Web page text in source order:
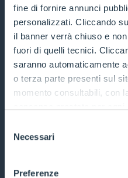
fine di fornire annunci
personalizzati. Cliccando
il banner verrà chiuso e
fuori di quelli tecnici.
saranno automaticamente
o terza parte presenti sul
momento consultabili, con
ogni pagina, selezionare
dell'informativa completa
delNecessari
Preferenze
FICHE